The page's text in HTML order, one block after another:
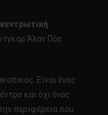
Άλαν Πόε.
Είναι ένας
και όχι ένας
περιφέρεια που